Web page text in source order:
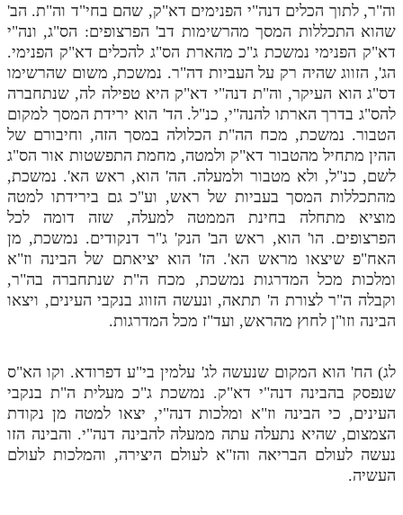
תלמוד עשר הספירות חלק טו
תלמוד עשר הספירות חלק טז
בית שער הכוונות
אודות האתר
אודות האתר
בעל הסולם
אתר הבית
לאתר ספר הרב
דף היומי בזוהר הקדוש
וה"ר, לתוך הכלים דנה"י הפנימים דא"ק, שהם בחי"ד וה"ת. הב'
שהוא התכללות המסך מהרשימות דב' הפרצופים: הס"ג, ונה"י
דא"ק הפנימי נמשכת ג"כ מהארת הס"ג להכלים דא"ק הפנימי.
הג', הזווג שהיה רק על העביות דה"ר. נמשכת, משום שהרשימו
דס"ג הוא העיקר, וה"ת דנה"י דא"ק היא טפילה לה, שנתחברה
להס"ג בדרך הארתו להנה"י, כנ"ל. הד' הוא ירידת המסך למקום
הטבור. נמשכת, מכח הה"ת הכלולה במסך הזה, וחיבורם של
ההין מתחיל מהטבור דא"ק ולמטה, מחמת התפשטות אור הס"ג
לשם, כנ"ל, ולא מטבור ולמעלה. הה' הוא, ראש הא'. נמשכת,
מהתכללות המסך בעביות של ראש, וע"כ גם בירידתו למטה
מוציא מתחלה בחינת הממטה למעלה, שזה דומה לכל
הפרצופים. הו' הוא, ראש הב' הנק' ג"ר דנקודים. נמשכת, מן
האח"פ שיצאו מראש הא'. הז' הוא יציאתם של הבינה וז"א
ומלכות מכל המדרגות נמשכת, מכח ה"ת שנתחברה בה"ר,
וקבלה ה"ר לצורת ה' תתאה, ונעשה הזווג בנקבי העינים, ויצאו
הבינה וזו"ן לחוץ מהראש, ועד"ז מכל המדרגות.
לג) הח' הוא המקום שנעשה לג' עלמין בי"ע דפרודא. וקו הא"ס
שנפסק בהבינה דנה"י דא"ק. נמשכת ג"כ מעלית ה"ת בנקבי
העינים, כי הבינה וז"א ומלכות דנה"י, יצאו למטה מן נקודת
הצמצום, שהיא נתעלה עתה ממעלה להבינה דנה"י. והבינה הזו
נעשה לעולם הבריאה והז"א לעולם היצירה, והמלכות לעולם
העשיה.